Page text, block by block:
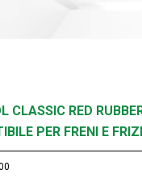
CLASSIC RED
PER FRENI E